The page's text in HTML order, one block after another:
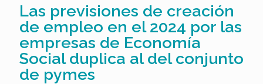
Las previsiones de creación
de empleo en el 2024 por las
empresas de Economía
Social duplica al del conjunto
de pymes